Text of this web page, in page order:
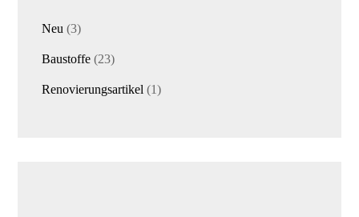
Neu 33
Baustoffe 2323
Renovierungsartikel 11